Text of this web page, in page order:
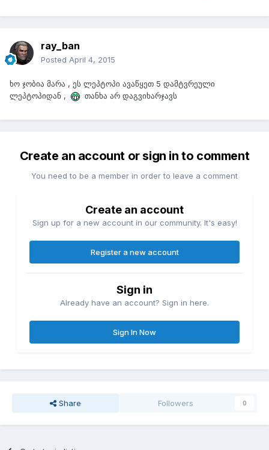
ray_ban
Posted April 4, 2015
ხო ჯობია მარა , ეს ლეპტოპი ავაწყეთ 5 დამტვრეული
ლეპტოპიდან ,
თანხა არ დაგვიხარჯავს
Create an account or sign in to comment
You need to be a member in order to leave a comment
Create an account
Sign up for a new account in our community. It's easy!
Register a new account
Sign in
Already have an account? Sign in here.
Sign In Now
Share Followers 0